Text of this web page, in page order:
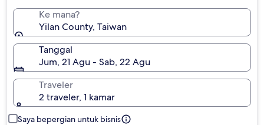
Ke mana?
Yilan County, Taiwan
Tanggal
Jum, 21 Agu - Sab, 22 Agu
Traveler
2 traveler, 1 kamar
Saya bepergian untuk bisnis